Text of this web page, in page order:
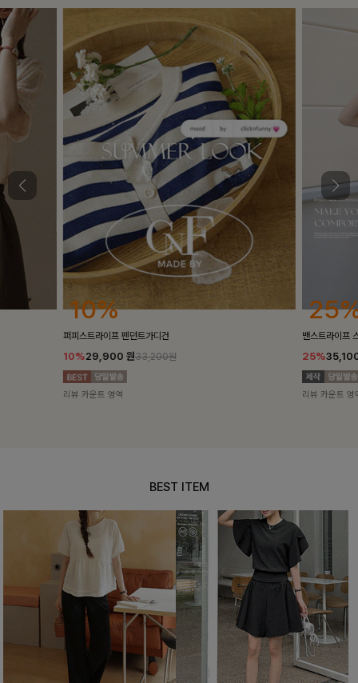
25%
밴스트라이프 스트링원피스
25%35,100 원46,800원
리뷰 카운트 영역
10%
[5천장돌파/
10%
리뷰 카운트 영
BEST ITEM